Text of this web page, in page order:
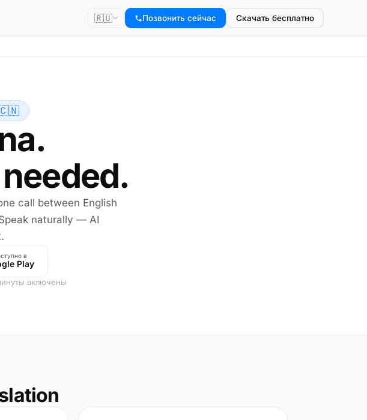
🇷🇺 Позвонить сейчас Скачать бесплатно
call between English
naturally — AI
в
Play
включены